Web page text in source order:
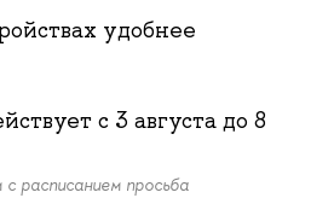
удобнее
c 3 августа до 8
расписанием просьба